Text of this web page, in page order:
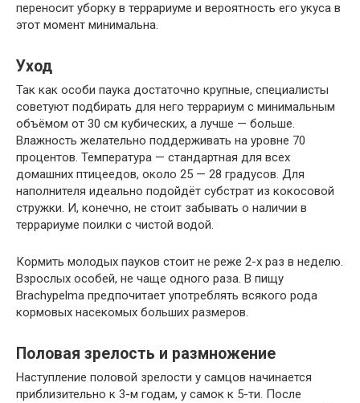
переносит уборку в террариуме и вероятность его укуса в
этот момент минимальна.
Уход
Так как особи паука достаточно крупные, специалисты
советуют подбирать для него террариум с минимальным
объёмом от 30 см кубических, а лучше — больше.
Влажность желательно поддерживать на уровне 70
процентов. Температура — стандартная для всех
домашних птицеедов, около 25 — 28 градусов. Для
наполнителя идеально подойдёт субстрат из кокосовой
стружки. И, конечно, не стоит забывать о наличии в
террариуме поилки с чистой водой.
Кормить молодых пауков стоит не реже 2-х раз в неделю.
Взрослых особей, не чаще одного раза. В пищу
Brachypelma предпочитает употреблять всякого рода
кормовых насекомых больших размеров.
Половая зрелость и размножение
Наступление половой зрелости у самцов начинается
приблизительно к 3-м годам, у самок к 5-ти. После